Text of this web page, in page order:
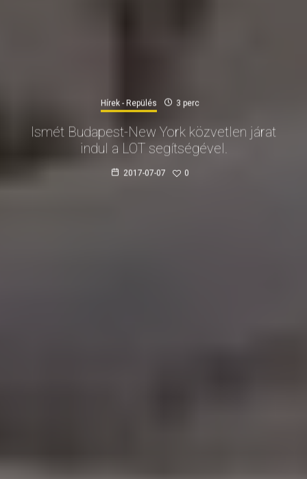
Hírek - Repülés 3 perc
Ismét Budapest-New York közvetlen járat
indul a LOT segítségével.
2017-07-07 0